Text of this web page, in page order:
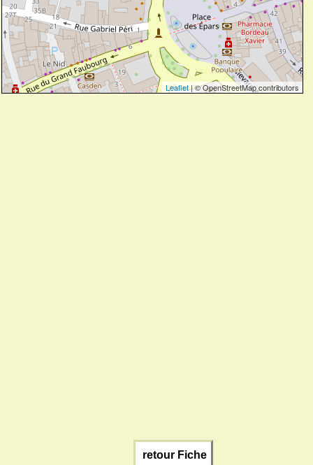
Leaflet| © OpenStreetMap contributors
retour Fiche